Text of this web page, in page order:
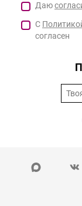
Даю
С
согласен